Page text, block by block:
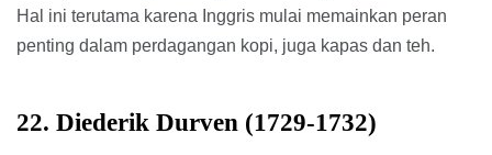
Hal ini terutama karena Inggris mulai memainkan peran
penting dalam perdagangan kopi, juga kapas dan teh.
22. Diederik Durven (1729-1732)